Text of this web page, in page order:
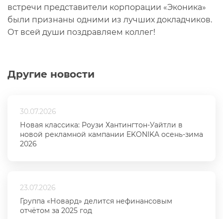
Другие новости
30.07.2026
Новая классика: Роузи Хантингтон-Уайтли в
новой рекламной кампании EKONIKA осень-зима
2026
23.07.2026
Группа «Новард» делится нефинансовым
отчётом за 2025 год
встречи представители корпорации «Эконика»
были признаны одними из лучших докладчиков.
От всей души поздравляем коллег!